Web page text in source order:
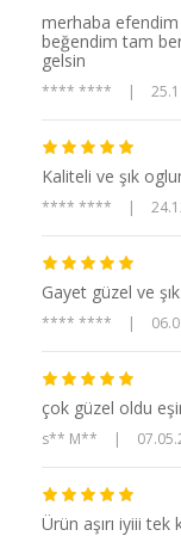
merhaba
beğendim tam
gelsin
**** **** |
Kaliteli ve şık
**** **** |
Gayet güzel ve
**** **** |
çok güzel oldu
s** M** |
Ürün aşırı iyiii tek